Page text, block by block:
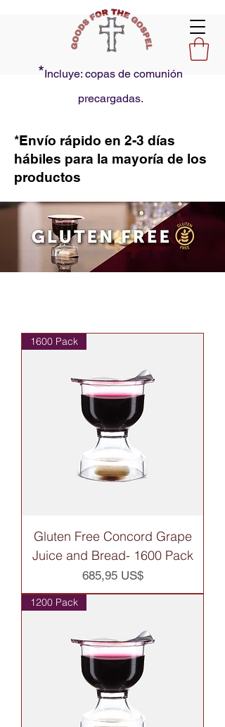
*Incluye: copas de comunión
precargadas.
*Envío rápido en 2-3 días
hábiles para la mayoría de los
productos
1600 Pack
Gluten Free Concord Grape
Juice and Bread- 1600 Pack
Precio
685,95 US$
1200 Pack